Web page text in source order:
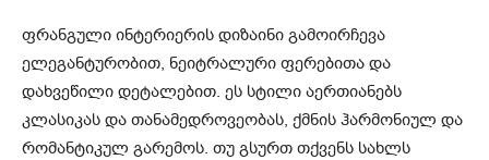
ფრანგული ინტერიერის დიზაინი გამოირჩევა
ელეგანტურობით, ნეიტრალური ფერებითა და
დახვეწილი დეტალებით. ეს სტილი აერთიანებს
კლასიკას და თანამედროვეობას, ქმნის ჰარმონიულ და
რომანტიკულ გარემოს. თუ გსურთ თქვენს სახლს